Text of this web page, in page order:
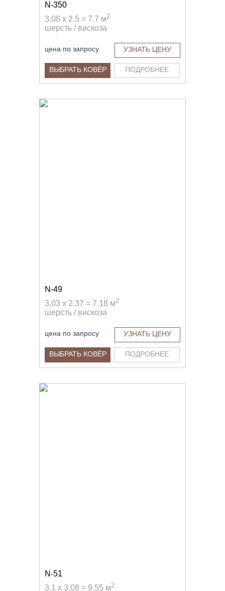
N-350
3.08 x 2.5 = 7.7 м2
шерсть / вискоза
цена по запросу УЗНАТЬ ЦЕНУ
ВЫБРАТЬ КОВЁР ПОДРОБНЕЕ
N-49
3.03 x 2.37 = 7.18 м2
шерсть / вискоза
цена по запросу УЗНАТЬ ЦЕНУ
ВЫБРАТЬ КОВЁР ПОДРОБНЕЕ
N-51
3.1 x 3.08 = 9.55 м2